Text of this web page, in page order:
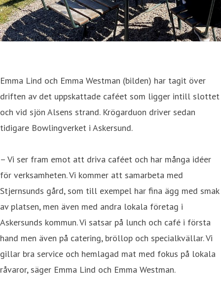
Emma Lind och Emma Westman (bilden) har tagit över
driften av det uppskattade caféet som ligger intill slottet
och vid sjön Alsens strand. Krögarduon driver sedan
tidigare Bowlingverket i Askersund.
– Vi ser fram emot att driva caféet och har många idéer
för verksamheten. Vi kommer att samarbeta med
Stjernsunds gård, som till exempel har fina ägg med smak
av platsen, men även med andra lokala företag i
Askersunds kommun. Vi satsar på lunch och café i första
hand men även på catering, bröllop och specialkvällar. Vi
gillar bra service och hemlagad mat med fokus på lokala
råvaror, säger Emma Lind och Emma Westman.